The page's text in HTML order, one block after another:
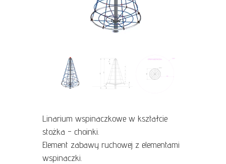
Linarium wspinaczkowe w kształcie
stożka - choinki.
Element zabawy ruchowej z elementami
wspinaczki.